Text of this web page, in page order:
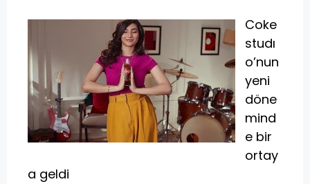
Coke
studı
o’nun
yeni
döne
mind
e bir
ortay
a geldi